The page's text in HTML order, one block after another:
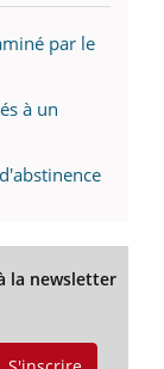
par le
à un
la newsletter